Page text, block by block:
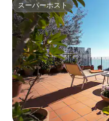
スーパーホスト
スーパーホスト